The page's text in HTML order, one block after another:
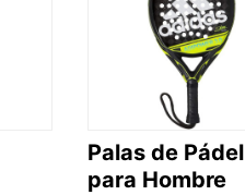
Palas de Pádel
para Hombre